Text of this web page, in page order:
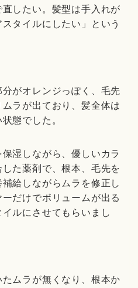
したい。髪型は手入れが
タイルにしたい」という
がオレンジっぽく、毛先
ラが出ており、髪全体は
態でした。
湿しながら、優しいカラ
た薬剤で、根本、毛先を
給しながらムラを修正し
だけでボリュームが出る
ルにさせてもらいまし
ムラが無くなり、根本か